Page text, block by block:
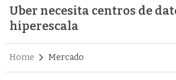
Uber necesita centros de
hiperescala
Home Mercado